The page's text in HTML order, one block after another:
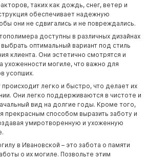
таких как дождь, снег, ветер и
обеспечивает надежную
они не сдвигались и не повреждались.
доступны в различных дизайнах
оптимальный вариант под стиль
клиента. Они эстетично смотрятся и
ухоженности могиле, что важно для
усопших.
происходит легко и быстро, что делает их
Они легко поддерживаются в чистоте и
вид на долгие годы. Кроме того,
прекрасным способом выразить заботу и
умиротворенную и ухоженную
в Ивановской – это забота о памяти
о их могиле. Позвольте этим